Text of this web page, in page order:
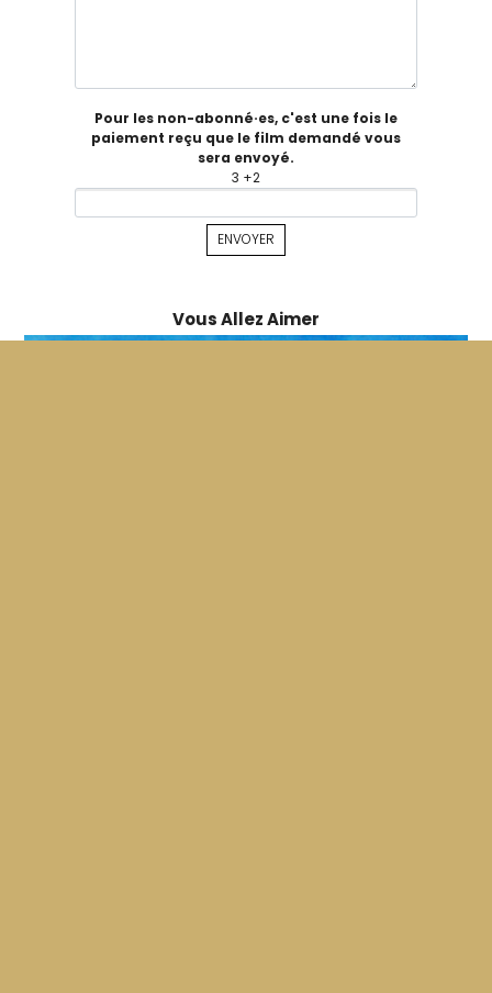
Pour les non-abonné·es, c'est une fois le
paiement reçu que le film demandé vous
sera envoyé.
3 +2
Vous Allez Aimer